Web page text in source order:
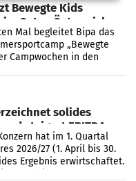
Bewegte Kids
Osten Österreichs
Mal begleitet Bipa das
„Bewegte
Campwochen in den
solides
steigert EBITDA
hat im 1. Quartal
2026/27 (1. April bis 30.
Ergebnis erwirtschaftet.